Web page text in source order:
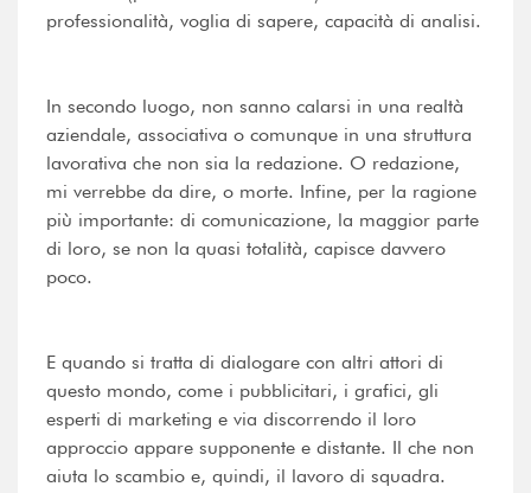
professionalità, voglia di sapere, capacità di analisi.
In secondo luogo, non sanno calarsi in una realtà
aziendale, associativa o comunque in una struttura
lavorativa che non sia la redazione. O redazione,
mi verrebbe da dire, o morte. Infine, per la ragione
più importante: di comunicazione, la maggior parte
di loro, se non la quasi totalità, capisce davvero
poco.
E quando si tratta di dialogare con altri attori di
questo mondo, come i pubblicitari, i grafici, gli
esperti di marketing e via discorrendo il loro
approccio appare supponente e distante. Il che non
aiuta lo scambio e, quindi, il lavoro di squadra.